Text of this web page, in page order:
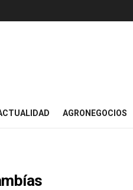
AGRONEGOCIOS